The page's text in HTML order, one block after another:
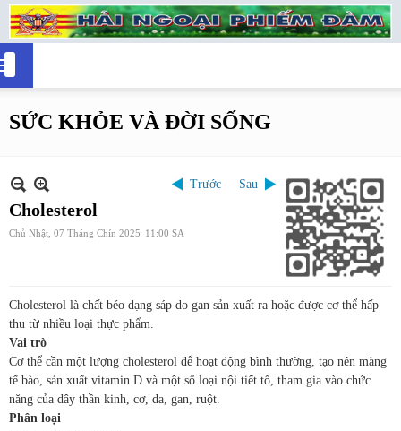
SỨC KHỎE VÀ ĐỜI SỐNG
Trước Sau
Cholesterol
Chủ Nhật, 07 Tháng Chín 2025 11:00 SA
Cholesterol là chất béo dạng sáp do gan sản xuất ra hoặc được cơ thể hấp
thu từ nhiều loại thực phẩm.
Vai trò
Cơ thể cần một lượng cholesterol để hoạt động bình thường, tạo nên màng
tế bào, sản xuất vitamin D và một số loại nội tiết tố, tham gia vào chức
năng của dây thần kinh, cơ, da, gan, ruột.
Phân loại